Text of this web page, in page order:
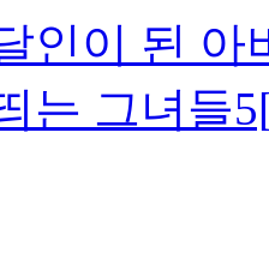
인이 된 아
는 그녀들